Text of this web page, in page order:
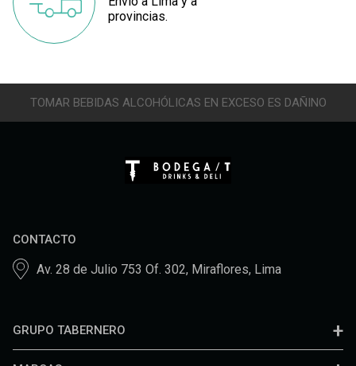
provincias.
TOMAR BEBIDAS ALCOHÓLICAS EN EXCESO ES DAÑINO
CONTACTO
Av. 28 de Julio 753 Of. 302, Miraflores, Lima
GRUPO TABERNERO